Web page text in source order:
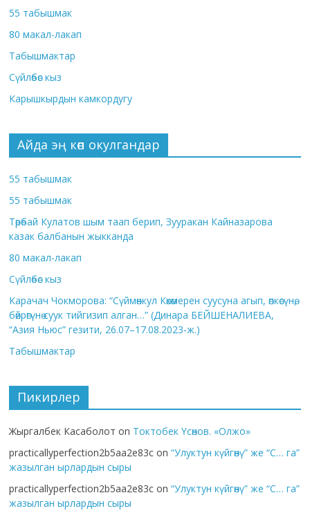
55 табышмак
80 макал-лакап
Табышмактар
Сүйлөбөс кыз
Карышкырдын камкордугу
Айда эң көп окулгандар
55 табышмак
55 табышмак
Төрөбай Кулатов шым таап берип, Зууракан Кайназарова
казак балбанын жыкканда
80 макал-лакап
Сүйлөбөс кыз
Карачач Чокморова: “Сүймөнкул Көкөмерен суусуна агып, өпкөсүнө,
бөйрөгүнө суук тийгизип алган…” (Динара БЕЙШЕНАЛИЕВА,
“Азия Ньюс” гезити, 26.07–17.08.2023-ж.)
Табышмактар
Пикирлер
Жыргалбек Касаболот on Токтобек Үсөнов. «Олжо»
practicallyperfection2b5aa2e83c on“Улуктун күйгөнү” же “С… га”
жазылган ырлардын сыры
practicallyperfection2b5aa2e83c on“Улуктун күйгөнү” же “С… га”
жазылган ырлардын сыры